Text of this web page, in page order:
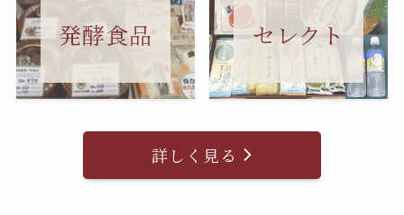
発酵食品 セレクト
詳しく見る